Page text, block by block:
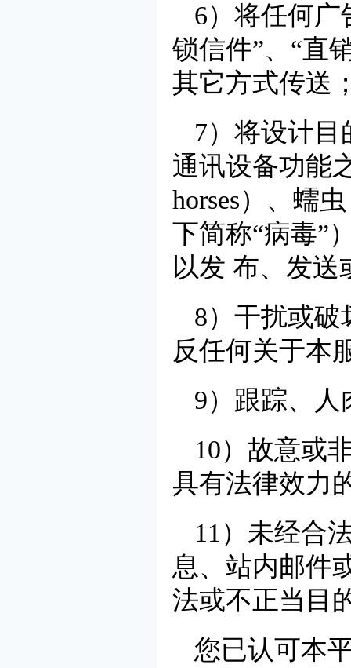
6）将任何广
锁信件”、“直
其它方式传送
7）将设计
通讯设备功能
horses）、蠕
下简称“病毒”
以发 布、发送
8）干扰或
反任何关于本
9）跟踪、
10）故意或
具有法律效力
11）未经合
息、站内邮件
法或不正当目
您已认可本